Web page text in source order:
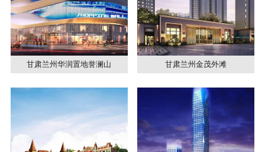
甘肃兰州华润置地誉澜山 甘肃兰州金茂外滩